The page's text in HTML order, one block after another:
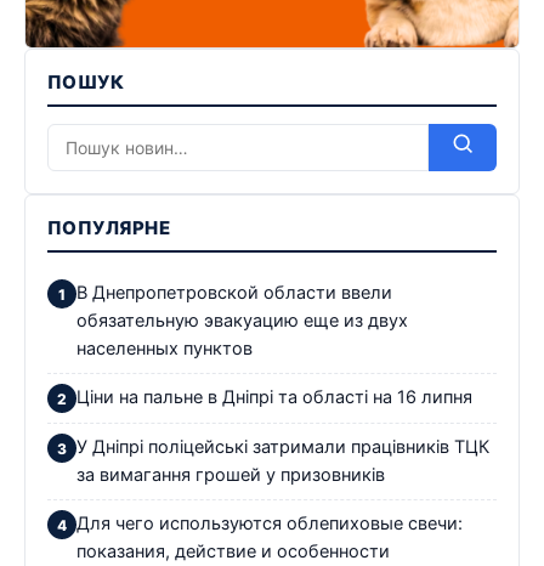
ПОШУК
ПОПУЛЯРНЕ
В Днепропетровской области ввели
обязательную эвакуацию еще из двух
населенных пунктов
Ціни на пальне в Дніпрі та області на 16 липня
У Дніпрі поліцейські затримали працівників ТЦК
за вимагання грошей у призовників
Для чего используются облепиховые свечи:
показания, действие и особенности